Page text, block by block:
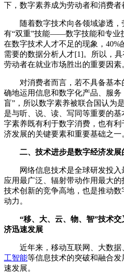
下，数字素养成为劳动者和消费者
随着数字技术向各领域渗透，
有“双重”技能——数字技能和专业
在数字技术人才不足的现象，40%
需要的数据分析人才[1]。所以，
劳动者在就业市场胜出的重要因素
对消费者而言，若不具备基本
确地运用信息和数字化产品、服务
盲”，所以数字素养被联合国认为
是与听、说、读、写同等重要的
字素养既有利于数字消费，也有
济发展的关键要素和重要基础之一
二、技术进步是数字经济发展
网络信息技术是全球研发投入
应用最广泛、辐射带动作用最大
技术创新的竞争高地，也是推动
动力。
“移、大、云、物、智”技术
济迅速发展
近年来，移动互联网、大数据
工智能等信息技术的突破和融合
速发展。